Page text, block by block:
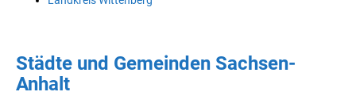
Städte und Gemeinden Sachsen-
Anhalt